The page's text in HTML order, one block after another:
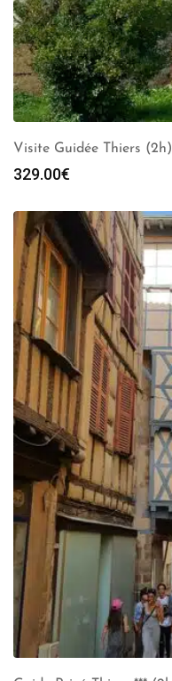
Visite Guidée Thiers (2h)
329.00€